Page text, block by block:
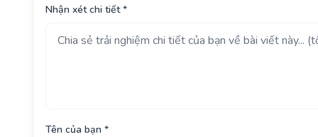
Nhận xét chi tiết *
Tên của bạn *